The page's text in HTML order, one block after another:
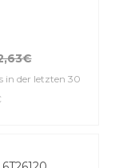
in der letzten 30